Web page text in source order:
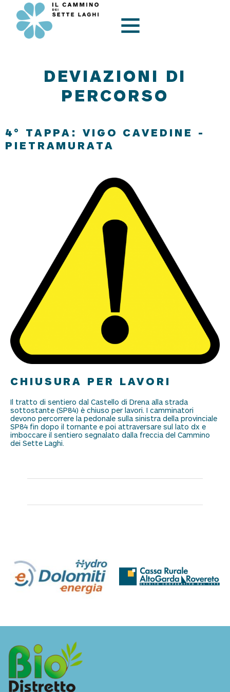
DEVIAZIONI DI
PERCORSO
4° TAPPA: VIGO CAVEDINE -
PIETRAMURATA
CHIUSURA PER LAVORI
Il tratto di sentiero dal Castello di Drena alla strada
sottostante (SP84) è chiuso per lavori. I camminatori
devono percorrere la pedonale sulla sinistra della provinciale
SP84 fin dopo il tornante e poi attraversare sul lato dx e
imboccare il sentiero segnalato dalla freccia del Cammino
dei Sette Laghi.